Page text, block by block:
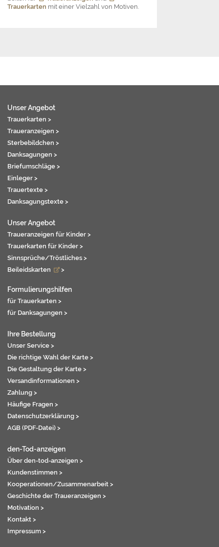
Trauerkarten mit einer Vielzahl von Motiven.
Unser Angebot
Trauerkarten >
Traueranzeigen >
Sterbebildchen >
Danksagungen >
Briefumschläge >
Einleger >
Trauertexte >
Danksagungstexte >
Unser Angebot
Traueranzeigen für Kinder >
Trauerkarten für Kinder >
Sinnsprüche/Tröstliches >
Beileidskarten
>
Formulierungshilfen
für Trauerkarten >
für Danksagungen >
Ihre Bestellung
Unser Service >
Die richtige Wahl der Karte >
Die Gestaltung der Karte >
Versandinformationen >
Zahlung >
Häufige Fragen >
Datenschutzerklärung >
AGB (PDF-Datei) >
den-Tod-anzeigen
Über den-tod-anzeigen >
Kundenstimmen >
Kooperationen/Zusammenarbeit >
Geschichte der Traueranzeigen >
Motivation >
Kontakt >
Impressum >